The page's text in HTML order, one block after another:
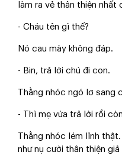
làm ra vẻ thân thiện nhất
- Cháu tên gì thế?
Nó cau mày không đáp.
- Bin, trả lời chú đi con.
Thằng nhóc ngó lơ sang
- Thì mẹ vừa trả lời rồi
Thằng nhóc lém lỉnh
như nụ cười thân thiện